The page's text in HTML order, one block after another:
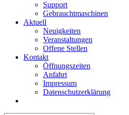
Support
Gebrauchtmaschinen
Aktuell
Neuigkeiten
Veranstaltungen
Offene Stellen
Kontakt
Öffnungszeiten
Anfahrt
Impressum
Datenschutzerklärung